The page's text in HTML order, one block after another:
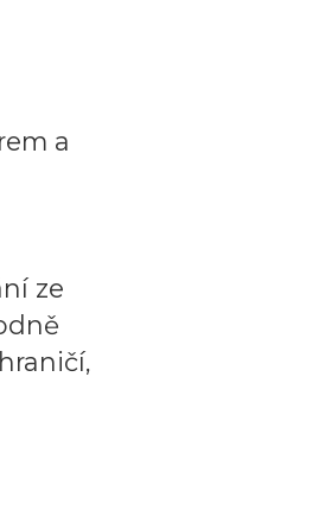
a
ze